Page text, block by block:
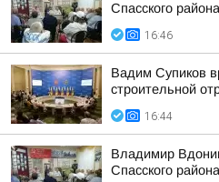
Спасского района
16:46
Вадим Супиков
строительной
16:44
Владимир
Спасского района